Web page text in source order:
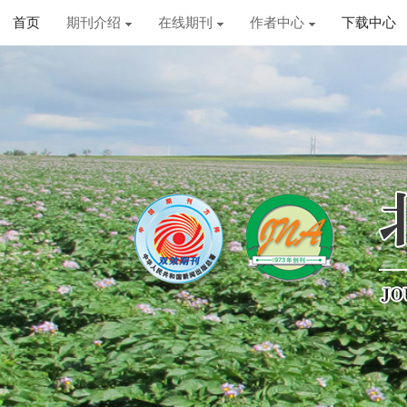
首页 期刊介绍 在线期刊 作者中心 下载中心